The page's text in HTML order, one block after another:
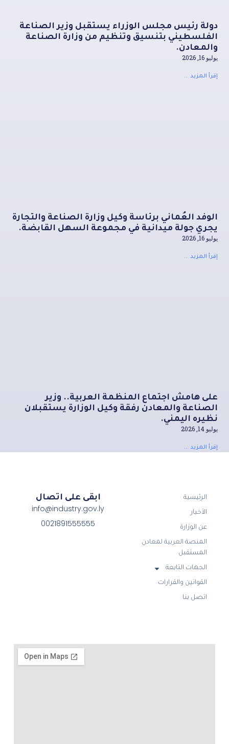
دولة رئيس مجلس الوزراء يستقبل وزير الصناعة
الفلسطيني بتنسيق وتنظيم من وزارة الصناعة
والمعادن.
يوليو 16, 2026
إقرأ المزيد ...
الوفد العُماني برئاسة وكيل وزارة الصناعة والتجارة
يجري جولة ميدانية في مجموعة السهل القابضة.
يوليو 16, 2026
إقرأ المزيد ...
على هامش اجتماع المنظمة العربية.. وزير
الصناعة والمعادن رفقة وكيل الوزارة يستقبلان
نظيره اليمني.
يوليو 14, 2026
إقرأ المزيد ...
الرئيسية
الأخبار
عن الوزارة
المنصة العربية لمعادن
المستقبل
الجهات التابعة
القوانين والقرارات
اتصل بنا
ابقى على اتصال
info@industry.gov.ly
0021891555555